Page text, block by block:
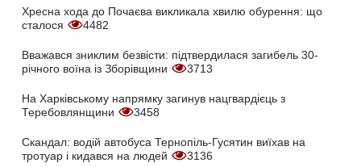
Хресна хода до Почаєва викликала хвилю обурення: що
сталося
4482
Вважався зниклим безвісти: підтвердилася загибель 30-
річного воїна із Зборівщини
3713
На Харківському напрямку загинув нацгвардієць з
Теребовлянщини
3458
Скандал: водій автобуса Тернопіль-Гусятин виїхав на
тротуар і кидався на людей
3136